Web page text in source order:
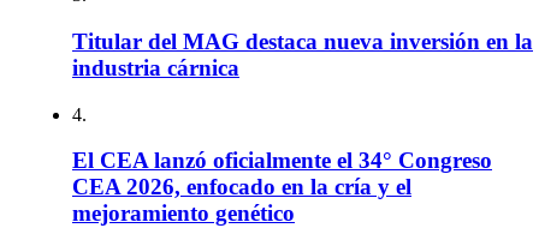
Titular del MAG destaca nueva inversión en la
industria cárnica
4.
El CEA lanzó oficialmente el 34° Congreso
CEA 2026, enfocado en la cría y el
mejoramiento genético